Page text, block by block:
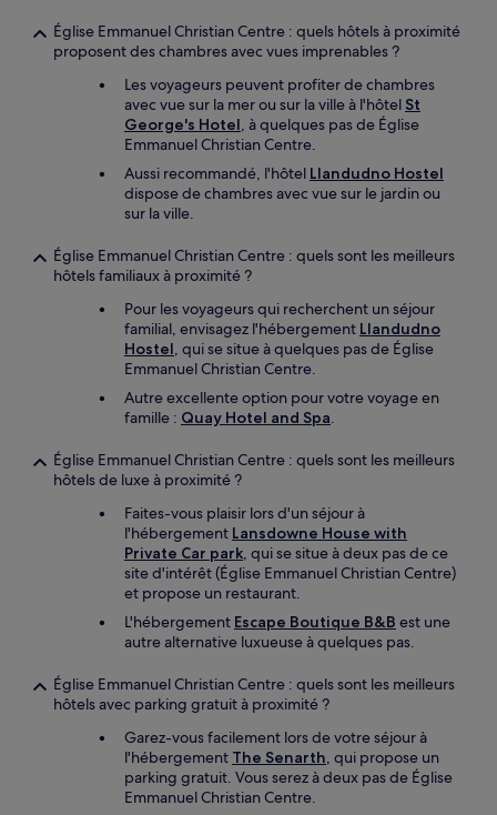
Église Emmanuel Christian Centre : quels hôtels à proximité
proposent des chambres avec vues imprenables ?
Les voyageurs peuvent profiter de chambres
avec vue sur la mer ou sur la ville à l'hôtel St
George's Hotel, à quelques pas de Église
Emmanuel Christian Centre.
Aussi recommandé, l'hôtel Llandudno Hostel
dispose de chambres avec vue sur le jardin ou
sur la ville.
Église Emmanuel Christian Centre : quels sont les meilleurs
hôtels familiaux à proximité ?
Pour les voyageurs qui recherchent un séjour
familial, envisagez l'hébergement Llandudno
Hostel, qui se situe à quelques pas de Église
Emmanuel Christian Centre.
Autre excellente option pour votre voyage en
famille : Quay Hotel and Spa.
Église Emmanuel Christian Centre : quels sont les meilleurs
hôtels de luxe à proximité ?
Faites-vous plaisir lors d'un séjour à
l'hébergement Lansdowne House with
Private Car park, qui se situe à deux pas de ce
site d'intérêt (Église Emmanuel Christian Centre)
et propose un restaurant.
L'hébergement Escape Boutique B&B est une
autre alternative luxueuse à quelques pas.
Église Emmanuel Christian Centre : quels sont les meilleurs
hôtels avec parking gratuit à proximité ?
Garez-vous facilement lors de votre séjour à
l'hébergement The Senarth, qui propose un
parking gratuit. Vous serez à deux pas de Église
Emmanuel Christian Centre.